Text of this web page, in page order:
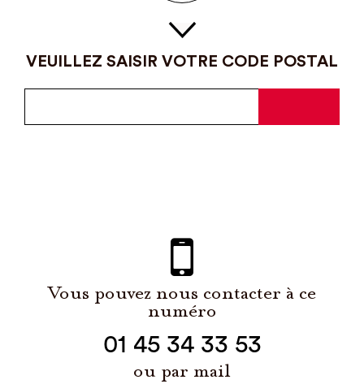
VEUILLEZ SAISIR VOTRE CODE POSTAL
Vous pouvez nous contacter à ce
numéro
01 45 34 33 53
ou par mail